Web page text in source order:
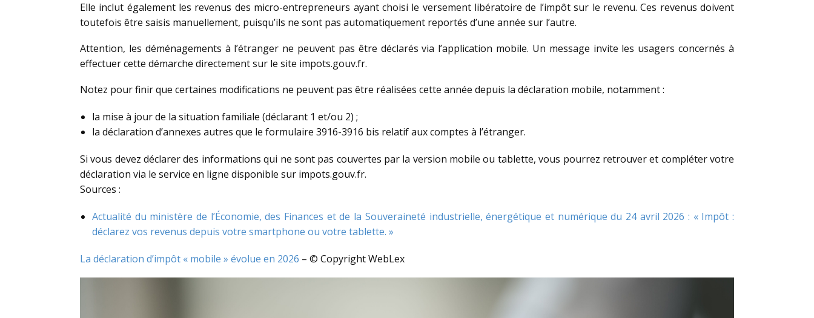
Elle inclut également les revenus des micro-entrepreneurs ayant choisi le versement libératoire de l’impôt sur le revenu. Ces revenus doivent
toutefois être saisis manuellement, puisqu’ils ne sont pas automatiquement reportés d’une année sur l’autre.
Attention, les déménagements à l’étranger ne peuvent pas être déclarés via l’application mobile. Un message invite les usagers concernés à
effectuer cette démarche directement sur le site impots.gouv.fr.
Notez pour finir que certaines modifications ne peuvent pas être réalisées cette année depuis la déclaration mobile, notamment :
la mise à jour de la situation familiale (déclarant 1 et/ou 2) ;
la déclaration d’annexes autres que le formulaire 3916-3916 bis relatif aux comptes à l’étranger.
Si vous devez déclarer des informations qui ne sont pas couvertes par la version mobile ou tablette, vous pourrez retrouver et compléter votre
déclaration via le service en ligne disponible sur impots.gouv.fr.
Sources :
Actualité du ministère de l’Économie, des Finances et de la Souveraineté industrielle, énergétique et numérique du 24 avril 2026 : « Impôt :
déclarez vos revenus depuis votre smartphone ou votre tablette. »
La déclaration d’impôt « mobile » évolue en 2026 – © Copyright WebLex